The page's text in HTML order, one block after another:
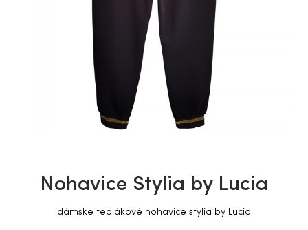
Nohavice Stylia by Lucia
dámske teplákové nohavice stylia by Lucia